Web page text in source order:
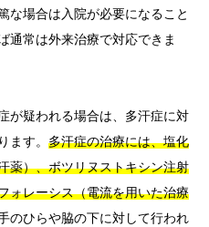
な場合は入院が必要になること
通常は外来治療で対応できま
が疑われる場合は、多汗症に対
ます。 多汗症の治療には、塩化
薬）、ボツリヌストキシン注射
ォレーシス（電流を用いた治療
のひらや脇の下に対して行われ